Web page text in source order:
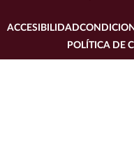
ACCESIBILIDAD
POLÍTICA DE